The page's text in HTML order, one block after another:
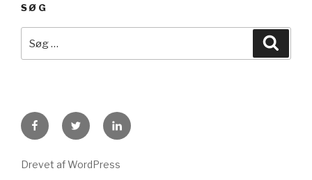
SØG
Drevet af WordPress